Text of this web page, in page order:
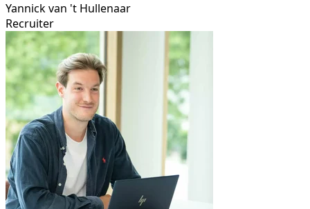
Yannick van 't Hullenaar
Recruiter